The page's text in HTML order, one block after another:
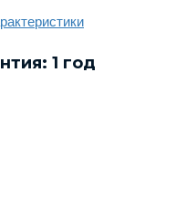
1 год